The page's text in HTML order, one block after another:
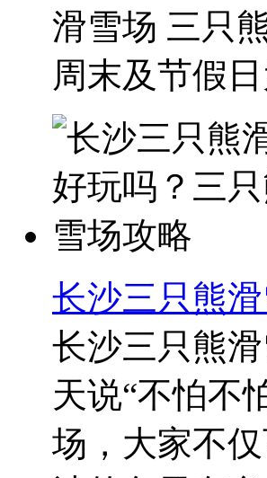
滑雪场 三只
周末及节假
长沙三只熊
长沙三只熊
天说“不怕不
场，大家不